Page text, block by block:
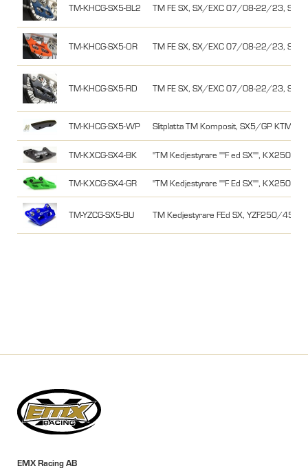
TM-KHCG-SX5-BL2 TM FE SX, SX/EXC 07/08-22/23,
TM-KHCG-SX5-OR TM FE SX, SX/EXC 07/08-22/23,
TM-KHCG-SX5-RD TM FE SX, SX/EXC 07/08-22/23,
TM-KHCG-SX5-WP Slitplatta TM Komposit, SX5/GP KTM/
TM-KXCG-SX4-BK "TM Kedjestyrare ""F ed SX"", KX250F/
TM-KXCG-SX4-GR "TM Kedjestyrare ""F Ed SX"", KX250F/
TM-YZCG-SX5-BU TM Kedjestyrare FEd SX, YZF250/
EMX Racing AB